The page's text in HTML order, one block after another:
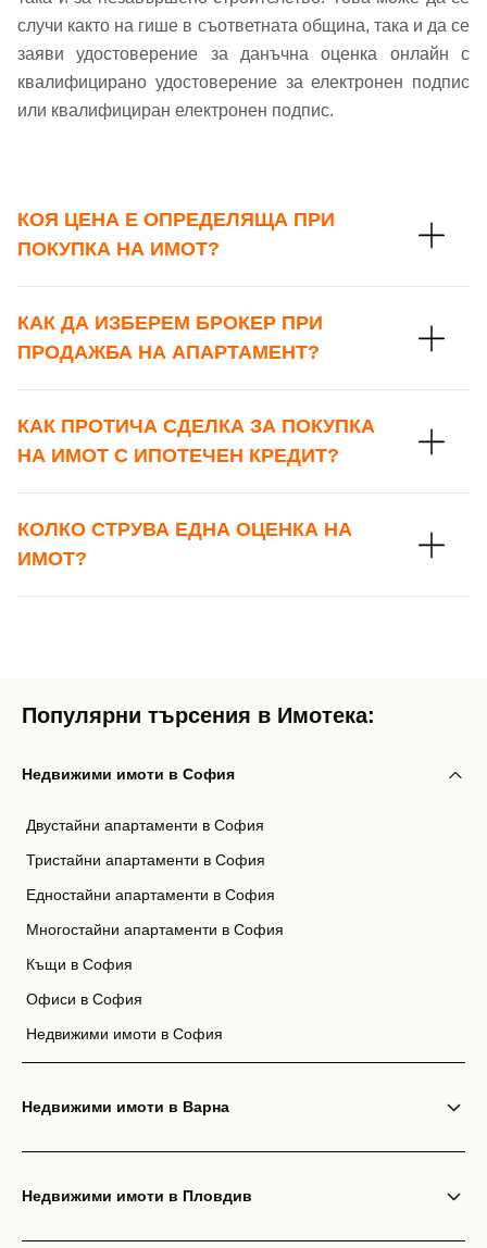
Парола
Вход като гост
или използвай профил
случи както на гише в съответната община, така и да се
заяви удостоверение за данъчна оценка онлайн с
квалифицирано удостоверение за електронен подпис
или квалифициран електронен подпис.
КОЯ ЦЕНА Е ОПРЕДЕЛЯЩА ПРИ
ПОКУПКА НА ИМОТ?
КАК ДА ИЗБЕРЕМ БРОКЕР ПРИ
ПРОДАЖБА НА АПАРТАМЕНТ?
КАК ПРОТИЧА СДЕЛКА ЗА ПОКУПКА
НА ИМОТ С ИПОТЕЧЕН КРЕДИТ?
КОЛКО СТРУВА ЕДНА ОЦЕНКА НА
ИМОТ?
Имейл адрес*
Заяви оглед
Популярни търсения в Имотека:
Недвижими имоти в София
Двустайни апартаменти в София
Тристайни апартаменти в София
Едностайни апартаменти в София
Многостайни апартаменти в София
Къщи в София
Офиси в София
Недвижими имоти в София
Недвижими имоти в Варна
Недвижими имоти в Пловдив